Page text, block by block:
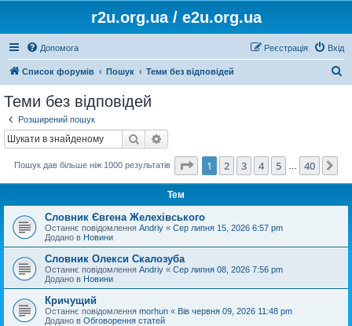
r2u.org.ua / e2u.org.ua
Допомога Вхід
Реєстрація
Список форумів Пошук Теми без відповідей
Теми без відповідей
Розширений пошук
Пошук
Пошук дав більше ніж 1000 результатів Сторінка 1 40
1 2 3 4 5 40
Тем
Словник Євгена Желехівського
Останнє повідомлення Andriy « Сер липня 15, 2026 6:57 pm
Додано в Новини
Словник Олекси Скалозуба
Останнє повідомлення Andriy « Сер липня 08, 2026 7:56 pm
Додано в Новини
Кричущий
Останнє повідомлення morhun « Вів червня 09, 2026 11:48 pm
Додано в Обговорення статей